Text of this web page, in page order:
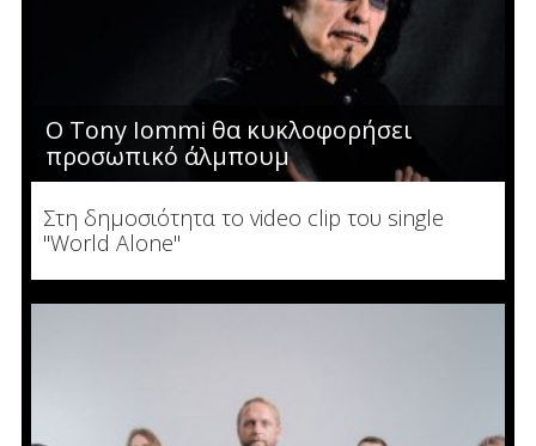
Ο Tony Iommi θα κυκλοφορήσει
προσωπικό άλμπουμ
Στη δημοσιότητα το video clip του single
"World Alone"